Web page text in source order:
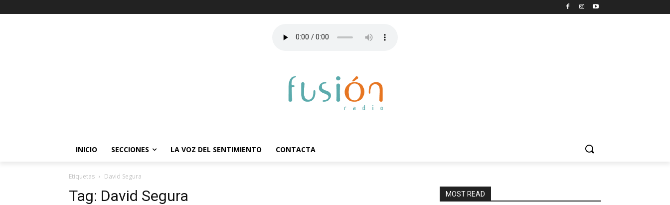
INICIO SECCIONES LA VOZ DEL SENTIMIENTO CONTACTA
Etiquetas David Segura
Tag: David Segura MOST READ